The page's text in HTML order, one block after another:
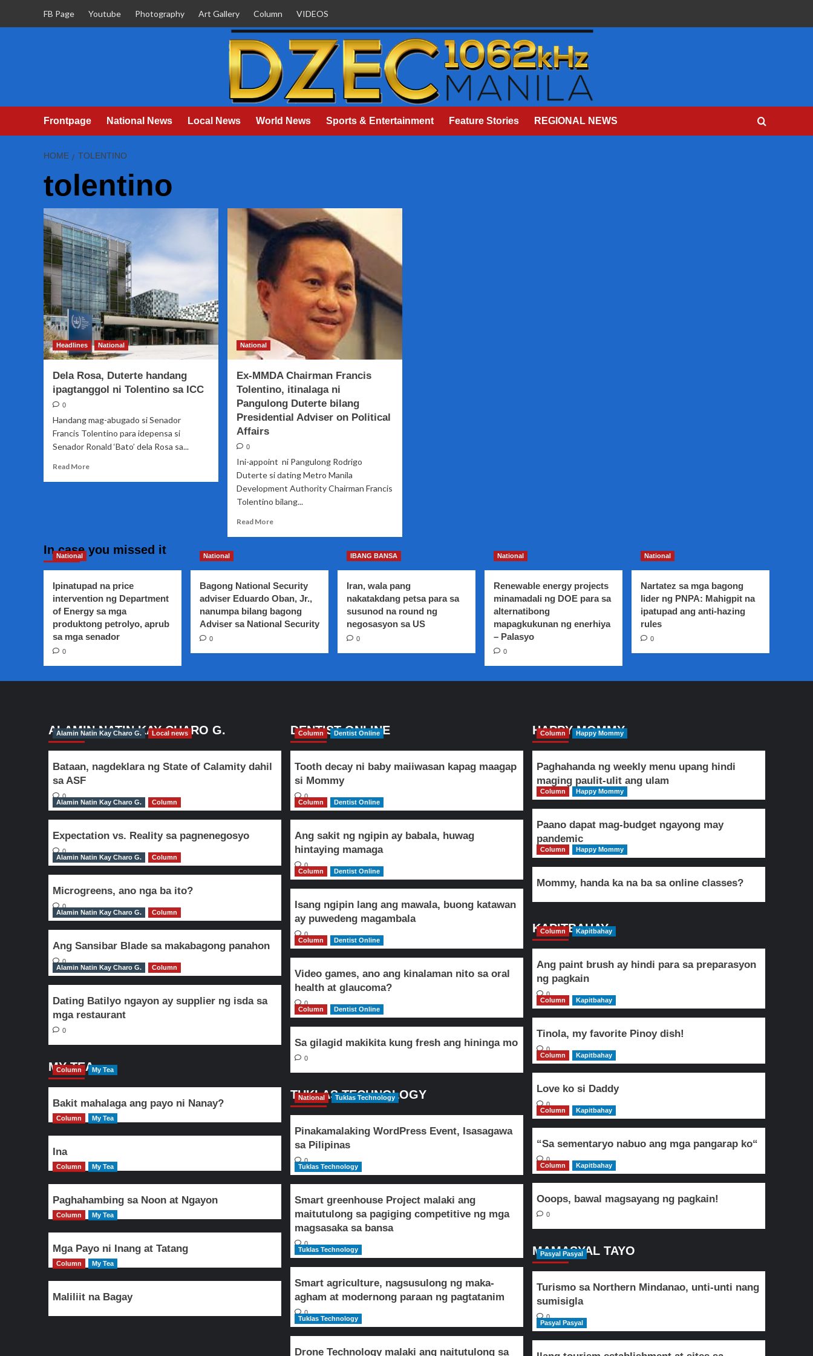
FB Page Youtube Photography Art Gallery Column VIDEOS
Frontpage National News Local News World News Sports & Entertainment Feature Stories REGIONAL NEWS
HOME TOLENTINO
tolentino
Headlines National
Dela Rosa, Duterte handang
ipagtanggol ni Tolentino sa ICC
0
Handang mag-abugado si Senador
Francis Tolentino para idepensa si
Senador Ronald ‘Bato’ dela Rosa sa...
Read MoreRead
ipagtanggol
ni
Tolentino
ICC
National
Ex-MMDA Chairman Francis
Tolentino, itinalaga ni
Pangulong Duterte bilang
Presidential Adviser on Political
Affairs
0
Ini-appoint ni Pangulong Rodrigo
Duterte si dating Metro Manila
Development Authority Chairman Francis
Tolentino bilang...
Read MoreRead
Francis
Tolentino,
itinalaga
ni
Adviser
In case you missed it
National
Ipinatupad na price
intervention ng Department
of Energy sa mga
produktong petrolyo, aprub
sa mga senador
0
National
Bagong National Security
adviser Eduardo Oban, Jr.,
nanumpa bilang bagong
Adviser sa National Security
0
IBANG BANSA
Iran, wala pang
nakatakdang petsa para sa
susunod na round ng
negosasyon sa US
0
National
Renewable energy projects
minamadali ng DOE para sa
alternatibong
mapagkukunan ng enerhiya
– Palasyo
0
National
Nartatez sa mga bagong
lider ng PNPA: Mahigpit na
ipatupad ang anti-hazing
rules
0
ALAMIN NATIN KAY CHARO G.
Alamin Natin Kay Charo G. Local news
Bataan, nagdeklara ng State of Calamity dahil
sa ASF
0
Alamin Natin Kay Charo G.
Column
Expectation vs. Reality sa pagnenegosyo
0
Alamin Natin Kay Charo G.
Column
Microgreens, ano nga ba ito?
0
Alamin Natin Kay Charo G.
Column
Ang Sansibar Blade sa makabagong panahon
0
Alamin Natin Kay Charo G.
Column
Dating Batilyo ngayon ay supplier ng isda sa
mga restaurant
0
MY TEA
Column My Tea
Bakit mahalaga ang payo ni Nanay?
Column My Tea
Ina
Column My Tea
Paghahambing sa Noon at Ngayon
Column My Tea
Mga Payo ni Inang at Tatang
Column My Tea
Maliliit na Bagay
DENTIST ONLINE
Column Dentist Online
Tooth decay ni baby maiiwasan kapag maagap
si Mommy
0
Column
Dentist Online
Ang sakit ng ngipin ay babala, huwag
hintaying mamaga
0
Column
Dentist Online
Isang ngipin lang ang mawala, buong katawan
ay puwedeng magambala
0
Column
Dentist Online
Video games, ano ang kinalaman nito sa oral
health at glaucoma?
0
Column
Dentist Online
Sa gilagid makikita kung fresh ang hininga mo
0
TUKLAS TECHNOLOGY
National Tuklas Technology
Pinakamalaking WordPress Event, Isasagawa
sa Pilipinas
0
Tuklas Technology
Smart greenhouse Project malaki ang
maitutulong sa pagiging competitive ng mga
magsasaka sa bansa
0
Tuklas Technology
Smart agriculture, nagsusulong ng maka-
agham at modernong paraan ng pagtatanim
0
Tuklas Technology
Drone Technology malaki ang naitutulong sa
HAPPY MOMMY
Column Happy Mommy
Paghahanda ng weekly menu upang hindi
maging paulit-ulit ang ulam
Column Happy Mommy
Paano dapat mag-budget ngayong may
pandemic
Column Happy Mommy
Mommy, handa ka na ba sa online classes?
KAPITBAHAY
Column Kapitbahay
Ang paint brush ay hindi para sa preparasyon
ng pagkain
0
Column
Kapitbahay
Tinola, my favorite Pinoy dish!
0
Column
Kapitbahay
Love ko si Daddy
0
Column
Kapitbahay
“Sa sementaryo nabuo ang mga pangarap ko“
0
Column
Kapitbahay
Ooops, bawal magsayang ng pagkain!
0
MAMASYAL TAYO
Pasyal Pasyal
Turismo sa Northern Mindanao, unti-unti nang
sumisigla
0
Pasyal Pasyal